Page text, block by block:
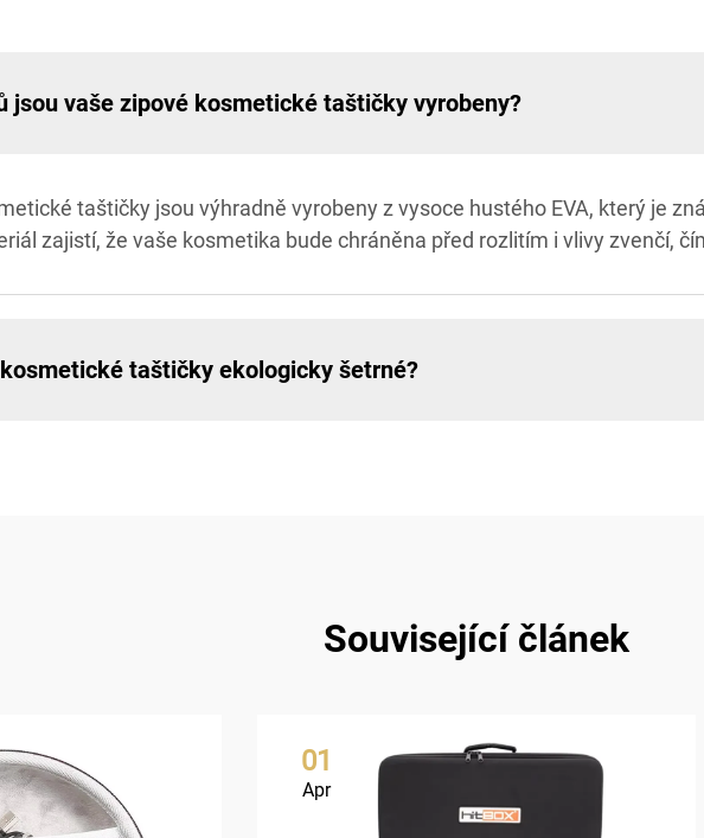
jsou vaše zipové kosmetické taštičky vyrobeny?
taštičky jsou výhradně vyrobeny z vysoce hustého EVA, který je
zajistí, že vaše kosmetika bude chráněna před rozlitím i vlivy zvenčí,
taštičky ekologicky šetrné?
Související článek
01
Apr